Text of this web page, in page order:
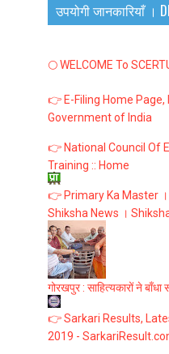
उपयोगी जानकारियाँ ।
🌕 WELCOME To
👉 E-Filing Home
Government of India
👉 National Council Of
Training :: Home
👉 Primary Ka Master ।
Shiksha News ।
गोरखपुर : साहित्यकारों ने बाँधा
👉 Sarkari Results,
2019 -